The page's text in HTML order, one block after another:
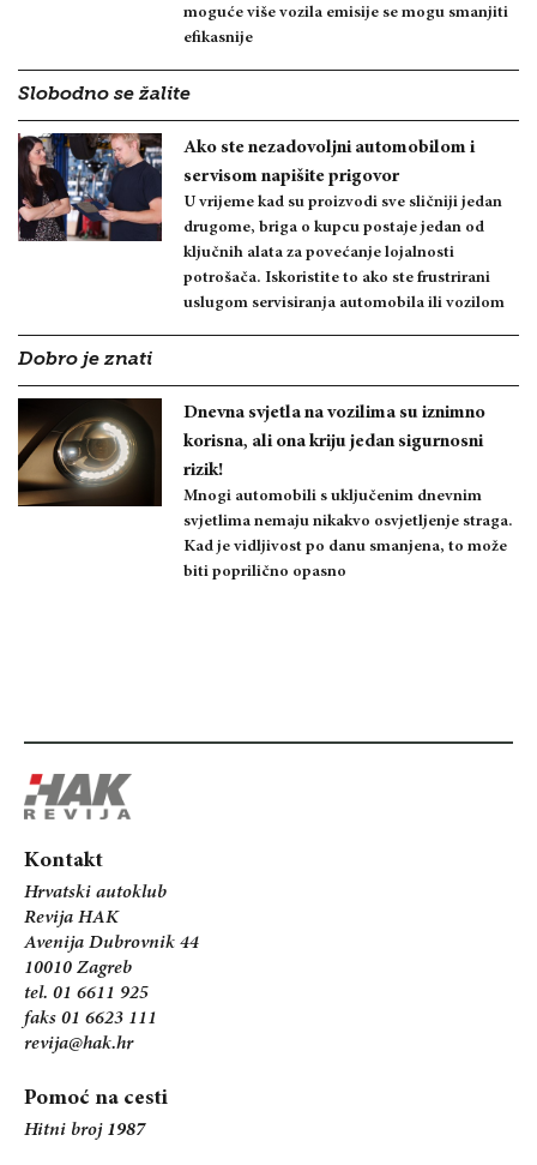
moguće više vozila emisije se mogu smanjiti
efikasnije
Slobodno se žalite
Ako ste nezadovoljni automobilom i
servisom napišite prigovor
U vrijeme kad su proizvodi sve sličniji jedan
drugome, briga o kupcu postaje jedan od
ključnih alata za povećanje lojalnosti
potrošača. Iskoristite to ako ste frustrirani
uslugom servisiranja automobila ili vozilom
Dobro je znati
Dnevna svjetla na vozilima su iznimno
korisna, ali ona kriju jedan sigurnosni
rizik!
Mnogi automobili s uključenim dnevnim
svjetlima nemaju nikakvo osvjetljenje straga.
Kad je vidljivost po danu smanjena, to može
biti poprilično opasno
Kontakt
Hrvatski autoklub
Revija HAK
Avenija Dubrovnik 44
10010 Zagreb
tel. 01 6611 925
faks 01 6623 111
revija@hak.hr
Pomoć na cesti
Hitni broj 1987